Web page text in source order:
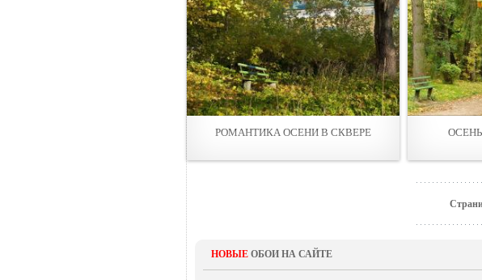
РОМАНТИКА ОСЕНИ В СКВЕРЕ
НОВЫЕ ОБОИ НА САЙТЕ